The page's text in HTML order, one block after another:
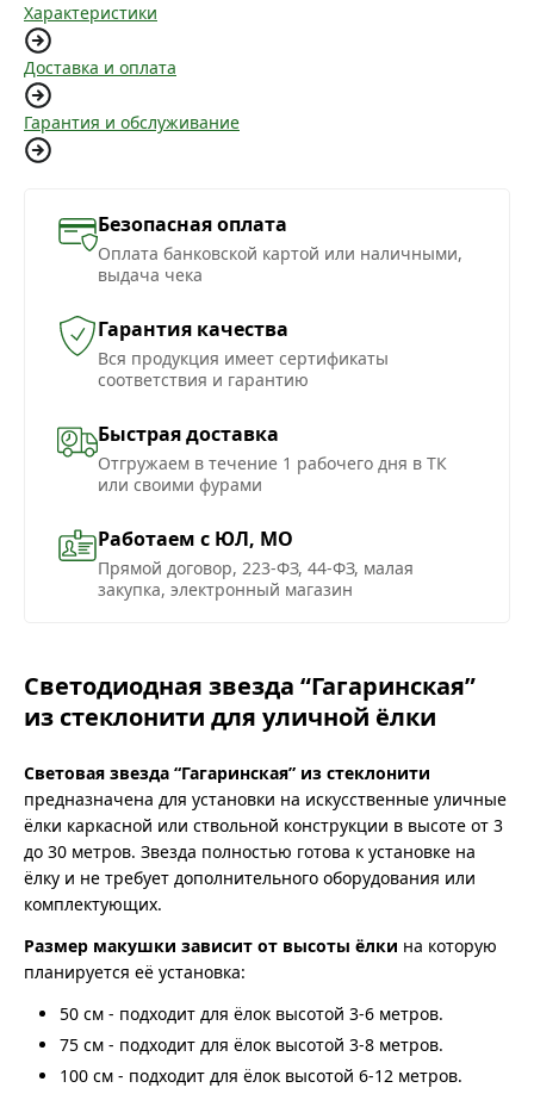
Характеристики
Доставка и оплата
Гарантия и обслуживание
Безопасная оплата
Оплата банковской картой или наличными,
выдача чека
Гарантия качества
Вся продукция имеет сертификаты
соответствия и гарантию
Быстрая доставка
Отгружаем в течение 1 рабочего дня в ТК
или своими фурами
Работаем с ЮЛ, МО
Прямой договор, 223-ФЗ, 44-ФЗ, малая
закупка, электронный магазин
Светодиодная звезда “Гагаринская”
из стеклонити для уличной ёлки
Световая звезда “Гагаринская” из стеклонити
предназначена для установки на искусственные уличные
ёлки каркасной или ствольной конструкции в высоте от 3
до 30 метров. Звезда полностью готова к установке на
ёлку и не требует дополнительного оборудования или
комплектующих.
Размер макушки зависит от высоты ёлки на которую
планируется её установка:
50 см - подходит для ёлок высотой 3-6 метров.
75 см - подходит для ёлок высотой 3-8 метров.
100 см - подходит для ёлок высотой 6-12 метров.